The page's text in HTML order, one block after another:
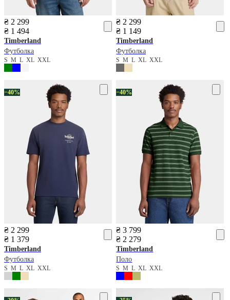
₴ 2 299
₴ 1 494
Timberland
Футболка
S M L XL XXL
₴ 2 299
₴ 1 149
Timberland
Футболка
SMLXLXXL
−40%
₴ 2 299
₴ 1 379
Timberland
Футболка
S M L XL XXL
−40%
₴ 3 799
₴ 2 279
Timberland
Поло
SMLXLXXL